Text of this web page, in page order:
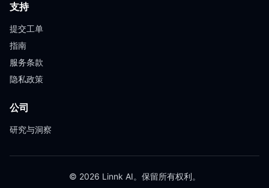
支持
提交工单
指南
服务条款
隐私政策
公司
研究与洞察
© 2026 Linnk AI。保留所有权利。